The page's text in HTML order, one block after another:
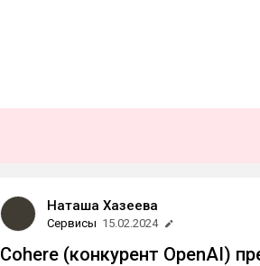
Наташа Хазеева
Сервисы 15.02.2024
Cohere (конкурент OpenAI)